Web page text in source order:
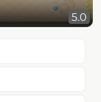
5.0